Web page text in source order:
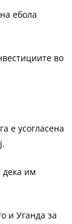
ебола
во
е усогласена
дека им
и Уганда за